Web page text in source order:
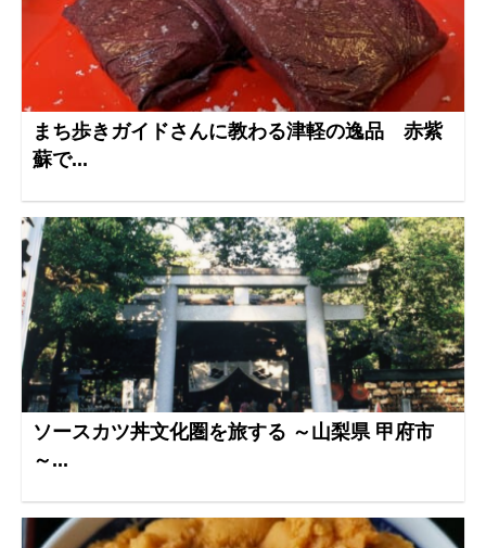
まち歩きガイドさんに教わる津軽の逸品 赤紫
蘇で...
ソースカツ丼文化圏を旅する ～山梨県 甲府市
～...